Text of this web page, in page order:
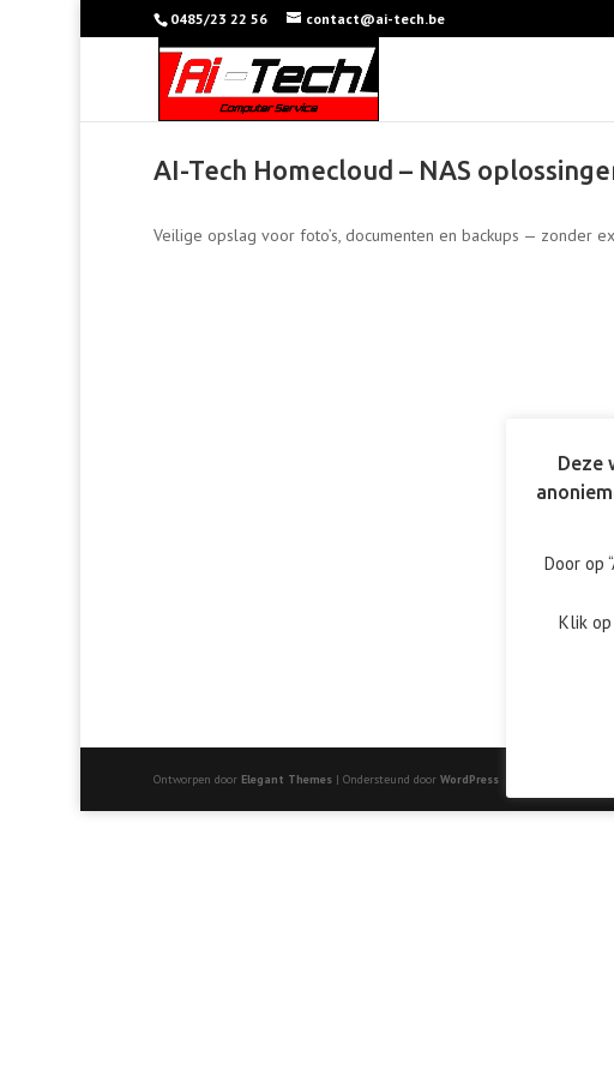
0485/23 22 56 contact@ai-tech.be
AI-Tech Homecloud – NAS
Veilige opslag voor foto’s, documenten en backups — zonder
Ontworpen door Elegant Themes| Ondersteund door WordPress
Deze
Door op
Klik